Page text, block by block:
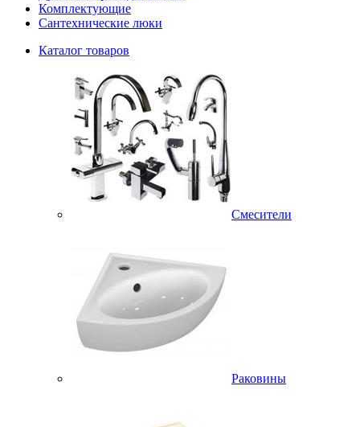
Комплектующие
Сантехнические люки
Каталог товаров
Смесители
Раковины